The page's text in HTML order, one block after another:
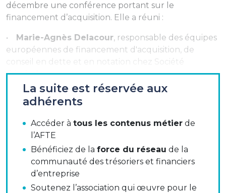
décembre une conférence portant sur le
financement d’acquisition. Elle a réuni :
• Marie-Agnès Delacour, responsable des équipes
européennes de financement d'acquisition, de
conseil en dette et en notation chez Société
Générale ;
JaneMegan Picone, directrice Acquisition
Finance chez Société Générale ;
sein du cabinet d’avocats Ashurst.
Quatre problématiques
Avant toute acquisition, il est important d’identifier
quatre problématiques, qui permettront d’aboutir
au plan de financement adéquat.
La suite est réservée aux
adhérents
Accéder à tous les contenus métier de
l’AFTE
Bénéficiez de la force du réseau de la
communauté des trésoriers et financiers
d’entreprise
Soutenez l’association qui œuvre pour le